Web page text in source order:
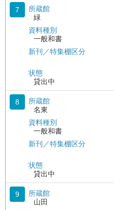
7
所蔵館
緑
資料種別
一般和書
新刊／特集棚区分
状態
貸出中
8
所蔵館
名東
資料種別
一般和書
新刊／特集棚区分
状態
貸出中
9
所蔵館
山田